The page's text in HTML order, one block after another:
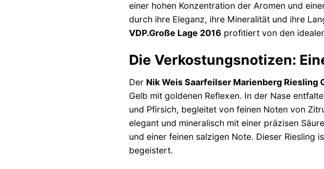
einer hohen Konzentration der Aromen und
durch ihre Eleganz, ihre Mineralität und ihre
VDP.Große Lage 2016 profitiert von den
Die Verkostungsnotizen:
Der Nik Weis Saarfeilser Marienberg Riesling
Gelb mit goldenen Reflexen. In der Nase
und Pfirsich, begleitet von feinen Noten von
elegant und mineralisch mit einer präzisen
und einer feinen salzigen Note. Dieser Riesling
begeistert.